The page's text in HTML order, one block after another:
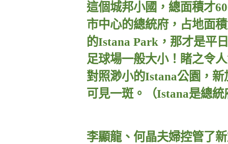
這個城邦小國，總面積才
市中心的總統府，占地面
的Istana Park ，那才是平
足球場一般大小！睹之令
對照渺小的Istana公園，新
可見一斑。（Istana是總統
李顯龍、何晶夫婦控管了